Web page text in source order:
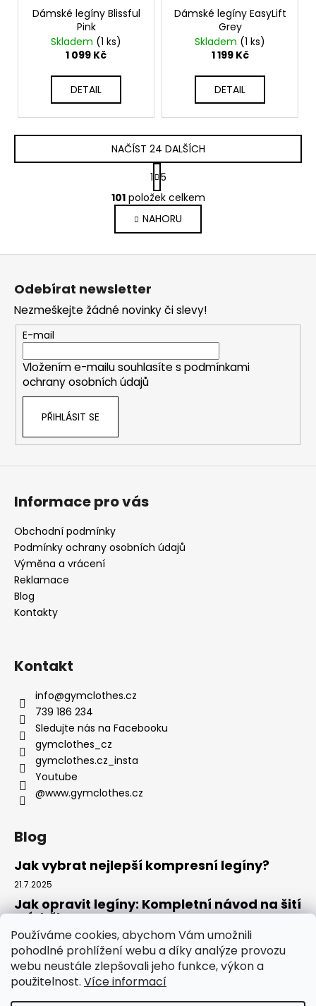
Používáme cookies, abychom Vám umožnili
pohodlné prohlížení webu a díky analýze provozu
webu neustále zlepšovali jeho funkce, výkon a
použitelnost. Více informací
Dámské legíny Blissful
Pink
Skladem (1 ks)
1 099 Kč
DETAIL
Dámské legíny EasyLift
Grey
Skladem (1 ks)
1 199 Kč
DETAIL
O
v
l
á
d
p
r
v
k
y
u
NAČÍST 24 DALŠÍCH
S
t
r
á
n
k
1 5
101položek celkem
NAHORU
Z
Odebírat newsletter
Nezmeškejte žádné novinky či slevy!
E-mail
Vložením e-mailu souhlasíte s podmínkami
ochrany osobních údajů
PŘIHLÁSIT SE
Informace pro vás
Obchodní podmínky
Podmínky ochrany osobních údajů
Výměna a vrácení
Reklamace
Blog
Kontakty
Kontakt
info@gymclothes.cz
739 186 234
Sledujte nás na Facebooku
gymclothes_cz
gymclothes.cz_insta
Youtube
@www.gymclothes.cz
Blog
Jak vybrat nejlepší kompresní legíny?
21.7.2025
Jak opravit legíny: Kompletní návod na šití
a údržbu
14.7.2025
Kde koupit legíny: Komplexní návod pro
rok 2025
4.7.2025